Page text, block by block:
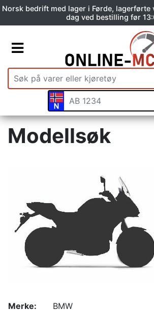
Norsk bedrift med lager i Førde, lagerførte
dag ved bestilling før
Modellsøk
Merke:
BMW